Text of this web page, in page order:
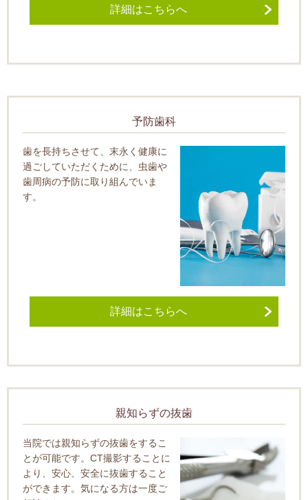
詳細はこちらへ
予防歯科
歯を長持ちさせて、末永く健康に
過ごしていただくために、虫歯や
歯周病の予防に取り組んでいま
す。
詳細はこちらへ
親知らずの抜歯
当院では親知らずの抜歯をするこ
とが可能です。CT撮影することに
より、安心、安全に抜歯すること
ができます。気になる方は一度ご